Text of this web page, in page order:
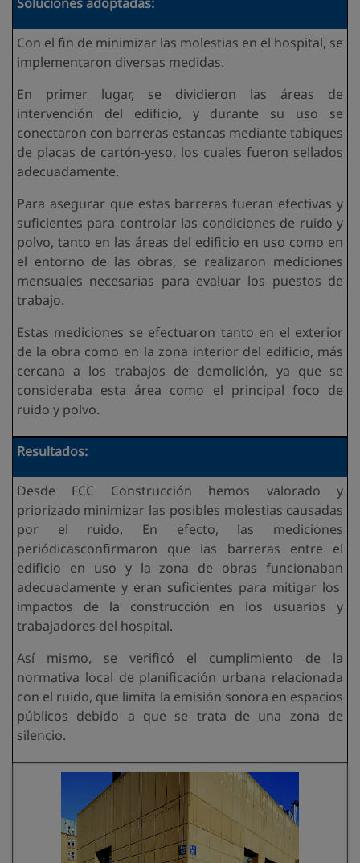
Con el fin de minimizar las molestias en el hospital, se
implementaron diversas medidas.
En primer lugar, se dividieron las áreas de
intervención del edificio, y durante su uso se
conectaron con barreras estancas mediante tabiques
de placas de cartón-yeso, los cuales fueron sellados
adecuadamente.
Para asegurar que estas barreras fueran efectivas y
suficientes para controlar las condiciones de ruido y
polvo, tanto en las áreas del edificio en uso como en
el entorno de las obras, se realizaron mediciones
mensuales necesarias para evaluar los puestos de
trabajo.
Estas mediciones se efectuaron tanto en el exterior
de la obra como en la zona interior del edificio, más
cercana a los trabajos de demolición, ya que se
consideraba esta área como el principal foco de
ruido y polvo.
Resultados:
Desde FCC Construcción hemos valorado y
priorizado minimizar las posibles molestias causadas
por el ruido. En efecto, las mediciones
periódicasconfirmaron que las barreras entre el
edificio en uso y la zona de obras funcionaban
adecuadamente y eran suficientes para mitigar los
impactos de la construcción en los usuarios y
trabajadores del hospital.
Así mismo, se verificó el cumplimiento de la
normativa local de planificación urbana relacionada
con el ruido, que limita la emisión sonora en espacios
públicos debido a que se trata de una zona de
silencio.